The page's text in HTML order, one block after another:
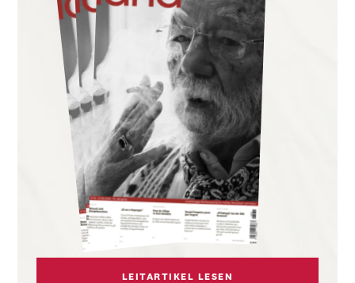
LEITARTIKEL LESEN